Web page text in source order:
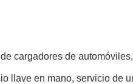
cargadores de
llave en mano, servicio de